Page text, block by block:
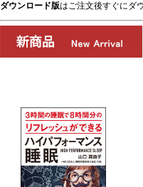
ダウンロード版はご注文後すぐにダ
00:00/00:00